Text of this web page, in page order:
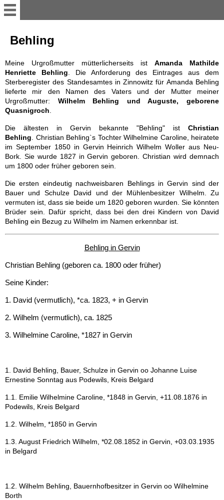
Home
Stammdaten
Ahnentafel
Hennwald
Krüger
Brötzmann
Behling
Golebiowski
Gervin - Kreis Kolberg-Körlin
Schmuckenthin - Kreis
Kolberg-Körlin
Pinnow - Kreis Regenwalde
Maibaum - Westpreußen
Behling
Meine Urgroßmutter mütterlicherseits ist Amanda Mathilde
Henriette Behling . Die Anforderung des Eintrages aus dem
Sterberegister des Standesamtes in Zinnowitz für Amanda Behling
lieferte mir den Namen des Vaters und der Mutter meiner
Urgroßmutter: Wilhelm Behling und Auguste, geborene
Quasnigroch
Die ältesten in Gervin bekannte "Behling" ist Christian
Behling
Christian Behling`s Tochter Wilhelmine Caroline, heiratete
im September 1850 in Gervin Heinrich Wilhelm Woller aus Neu-
Bork. Sie wurde 1827 in Gervin geboren. Christian wird demnach
um 1800 oder früher geboren sein.
Die ersten eindeutig nachweisbaren Behlings in Gervin sind der
Bauer und Schulze David und der Mühlenbesitzer Wilhelm. Zu
vermuten ist, dass sie beide um 1820 geboren wurden. Sie könnten
Brüder sein. Dafür spricht, dass bei den drei Kindern von David
Behling ein Bezug zu Wilhelm im Namen erkennbar ist.
Behling in Gervin
Christian Behling (geboren ca. 1800 oder früher)
Seine Kinder:
1. David (vermutlich), *ca. 1823, + in Gervin
2. Wilhelm (vermutlich), ca. 1825
3. Wilhelmine Caroline, *1827 in Gervin
1. David Behling, Bauer, Schulze in Gervin oo Johanne Luise
Ernestine Sonntag aus Podewils, Kreis Belgard
1.1. Emilie Wilhelmine Caroline, *1848 in Gervin, +11.08.1876 in
Podewils, Kreis Belgard
1.2. Wilhelm, *1850 in Gervin
1.3. August Friedrich Wilhelm, *02.08.1852 in Gervin, +03.03.1935
in Belgard
1.2. Wilhelm Behling, Bauernhofbesitzer in Gervin oo Wilhelmine
Borth